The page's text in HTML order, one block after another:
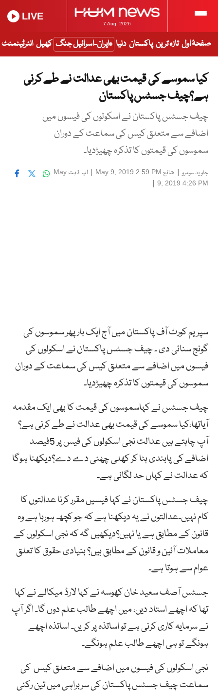
7 Aug, 2026
LIVE
صفحۂ اول تازہ ترین پاکستان دنیا ایران-اسرائیل جنگ کھیل انٹرٹینمنٹ
کیا سموسے کی قیمت بھی عدالت نے طے کرنی
ہے؟چیف جسٹس پاکستان
چیف جسٹس پاکستان نے اسکولوں کی فیسوں میں
اضافے سے متعلق کیس کی سماعت کے دوران
سموسوں کی قیمتوں کا تذکرہ چھیڑدیا۔
جاوید سومرو| شائع May 9, 2019 2:59 PM
| اپ ڈیٹ May
9, 2019 4:26 PM
|
سپریم کورٹ آف پاکستان میں آج ایک بار پھر سموسوں کی
گونج سنائی دی ۔ چیف جسٹس پاکستان نے اسکولوں کی
فیسوں میں اضافے سے متعلق کیس کی سماعت کے دوران
سموسوں کی قیمتوں کا تذکرہ چھیڑدیا۔
چیف جسٹس نے کہاسموسوں کی قیمت کا بھی ایک مقدمہ
آیاتھا،کیا سموسے کی قیمت بھی عدالت نے طے کرنی ہے؟
آپ چاہتے ہیں عدالت نجی اسکولوں کی فیس پر 5فیصد
اضافے کی پابندی ہٹا کر کھلی چھٹی دے دے؟دیکھنا ہوگا
کہ عدالت نے کہاں حد لگانی ہے۔
چیف جسٹس پاکستان نے کہا فیسیں مقرر کرنا عدالتوں کا
کام نہیں۔عدالتوں نے یہ دیکھنا ہے کہ جو کچھ ہورہا ہے وہ
قانون کے مطابق ہے یا نہیں؟دیکھیں گہ کہ نجی اسکولوں کے
معاملات آئین و قانون کے مطابق ہیں؟ بنیادی حقوق کا تعلق
عوام سے ہوتا ہے۔
جسٹس آصف سعید خان کھوسہ نے کہا لارڈ میکالے نے کہا
تھا کہ اچھے استاد دیں، میں اچھے طالب علم دوں گا۔ اگر آپ
نے سرمایہ کاری کرنی ہے تو اساتذہ پر کریں۔ اساتذہ اچھے
ہونگے تو ہی اچھے طالب علم ہونگے۔
نجی اسکولوں کی فیسوں میں اضافے سے متعلق کیس کی
سماعت چیف جسٹس پاکستان کی سربراہی میں تین رکنی